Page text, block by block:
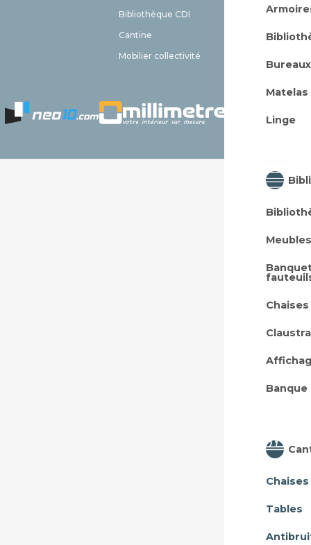
Bureaux
Matelas
Linge
Banque
Tables
Bibliothèque CDI
Cantine
Mobilier collectivité
Contact
FAQ